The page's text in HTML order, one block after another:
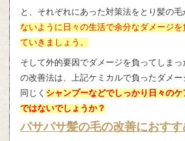
と、それぞれにあった対策法をとり髪の毛
ないように日々の生活で余分なダメージを
ていきましょう。
そして外的要因でダメージを負ってしま
の改善法は、上記ケミカルで負ったダメー
同じく シャンプーなどでしっかり日々の
ではないでしょうか？
パサパサ髪の毛の改善におす